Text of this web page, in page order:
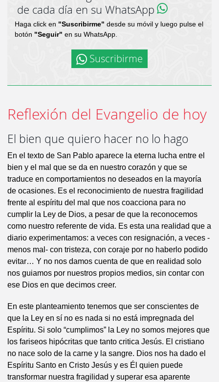
de cada día en su WhatsApp
Haga click en "Suscribirme" desde su móvil y luego pulse el
botón "Seguir" en su WhatsApp.
Suscribirme
Reflexión del Evangelio de hoy
El bien que quiero hacer no lo hago
En el texto de San Pablo aparece la eterna lucha entre el
bien y el mal que se da en nuestro corazón y que se
traduce en comportamientos no deseados en la mayoría
de ocasiones. Es el reconocimiento de nuestra fragilidad
frente al espíritu del mal que nos coacciona para no
cumplir la Ley de Dios, a pesar de que la reconocemos
como nuestro referente de vida. Es esta una realidad que a
diario experimentamos: a veces con resignación, a veces -
menos mal- con tristeza, con coraje por no haberlo podido
evitar… Y no nos damos cuenta de que en realidad solo
nos guiamos por nuestros propios medios, sin contar con
ese Dios en que decimos creer.
En este planteamiento tenemos que ser conscientes de
que la Ley en sí no es nada si no está impregnada del
Espíritu. Si solo “cumplimos” la Ley no somos mejores que
los fariseos hipócritas que tanto critica Jesús. El cristiano
no nace solo de la carne y la sangre. Dios nos ha dado el
Espíritu Santo en Cristo Jesús y es Él quien puede
transformar nuestra fragilidad y superar esa aparente